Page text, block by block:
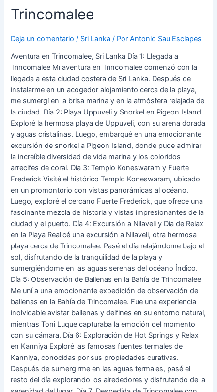
Trincomalee
Deja un comentario / Sri Lanka / PorAntonio Sau Esclapes
Aventura en Trincomalee, Sri Lanka Día 1: Llegada a
Trincomalee Mi aventura en Trincomalee comenzó con la
llegada a esta ciudad costera de Sri Lanka. Después de
instalarme en un acogedor alojamiento cerca de la playa,
me sumergí en la brisa marina y en la atmósfera relajada de
la ciudad. Día 2: Playa Uppuveli y Snorkel en Pigeon Island
Exploré la hermosa playa de Uppuveli, con su arena dorada
y aguas cristalinas. Luego, embarqué en una emocionante
excursión de snorkel a Pigeon Island, donde pude admirar
la increíble diversidad de vida marina y los coloridos
arrecifes de coral. Día 3: Templo Koneswaram y Fuerte
Frederick Visité el histórico Templo Koneswaram, ubicado
en un promontorio con vistas panorámicas al océano.
Luego, exploré el cercano Fuerte Frederick, que ofrece una
fascinante mezcla de historia y vistas impresionantes de la
ciudad y el puerto. Día 4: Excursión a Nilaveli y Día de Relax
en la Playa Realicé una excursión a Nilaveli, otra hermosa
playa cerca de Trincomalee. Pasé el día relajándome bajo el
sol, disfrutando de la tranquilidad de la playa y
sumergiéndome en las aguas serenas del océano Índico.
Día 5: Observación de Ballenas en la Bahía de Trincomalee
Me uní a una emocionante expedición de observación de
ballenas en la Bahía de Trincomalee. Fue una experiencia
inolvidable avistar ballenas y delfines en su entorno natural,
mientras Toni Luque capturaba la emoción del momento
con su cámara. Día 6: Exploración de Hot Springs y Relax
en Kanniya Exploré las famosas fuentes termales de
Kanniya, conocidas por sus propiedades curativas.
Después de sumergirme en las aguas termales, pasé el
resto del día explorando los alrededores y disfrutando de la